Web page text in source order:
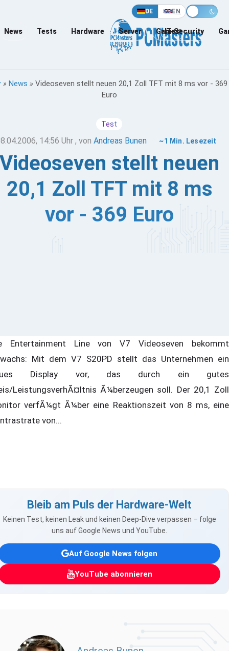
DE EN
News Tests Hardware Server Games
IT-Security
» News » Videoseven stellt neuen 20,1 Zoll TFT mit 8 ms vor - 369
Euro
Test
14:56 Uhr , vonAndreas Bunen ~1 Min. Lesezeit
Videoseven stellt neuen
20,1 Zoll TFT mit 8 ms
vor - 369 Euro
Entertainment Line von V7 Videoseven bekommt
Mit dem V7 S20PD stellt das Unternehmen ein
Display vor, das durch ein gutes
LeistungsverhÃ¤ltnis Ã¼berzeugen soll. Der 20,1 Zoll
verfÃ¼gt Ã¼ber eine Reaktionszeit von 8 ms, eine
von...
Bleib am Puls der Hardware-Welt
Keinen Test, keinen Leak und keinen Deep-Dive verpassen – folge
uns auf Google News und YouTube.
Auf Google News folgen
YouTube abonnieren